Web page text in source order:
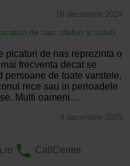
19 decembrie 2024
de nas: sfaturi si solutii
picaturi de nas reprezinta o
frecventa decat se
persoane de toate varstele,
rece sau in perioadele
Multi oameni…
4 decembrie 2025
CallCenter